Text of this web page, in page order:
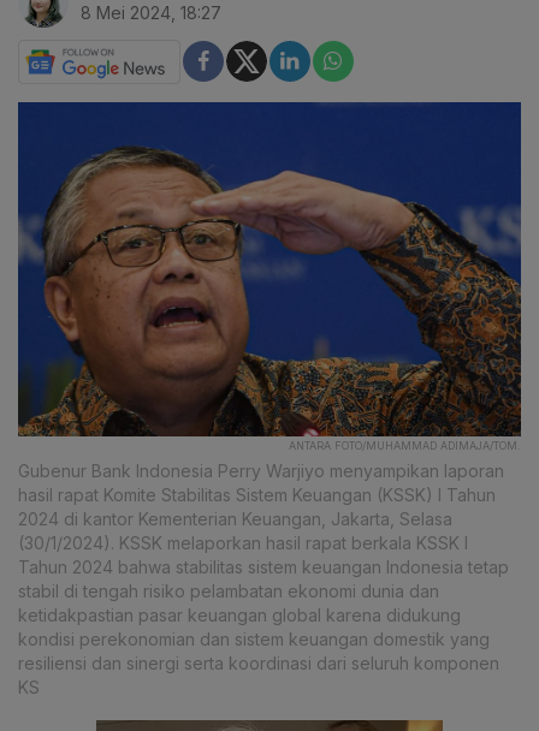
8 Mei 2024, 18:27
ANTARA FOTO/MUHAMMAD ADIMAJA/TOM.
Gubenur Bank Indonesia Perry Warjiyo menyampikan laporan
hasil rapat Komite Stabilitas Sistem Keuangan (KSSK) I Tahun
2024 di kantor Kementerian Keuangan, Jakarta, Selasa
(30/1/2024). KSSK melaporkan hasil rapat berkala KSSK I
Tahun 2024 bahwa stabilitas sistem keuangan Indonesia tetap
stabil di tengah risiko pelambatan ekonomi dunia dan
ketidakpastian pasar keuangan global karena didukung
kondisi perekonomian dan sistem keuangan domestik yang
resiliensi dan sinergi serta koordinasi dari seluruh komponen
KS